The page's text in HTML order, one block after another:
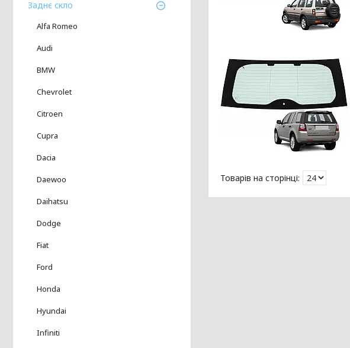
Заднє скло
Alfa Romeo
Audi
BMW
Chevrolet
Citroen
Cupra
Dacia
Daewoo
Daihatsu
Dodge
Fiat
Ford
Honda
Hyundai
Infiniti